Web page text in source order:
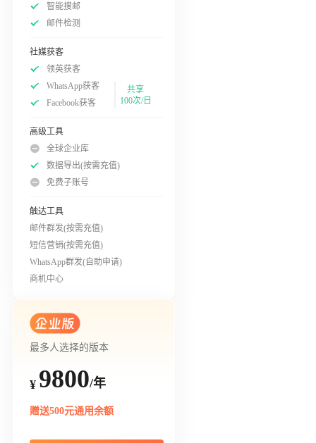
智能搜邮
邮件检测
社媒获客
领英获客
WhatsApp获客
Facebook获客
共享
100次/日
高级工具
全球企业库
数据导出(按需充值)
免费子账号
触达工具
邮件群发(按需充值)
短信营销(按需充值)
WhatsApp群发(自助申请)
商机中心
最多人选择的版本
¥ 9800/年
赠送500元通用余额